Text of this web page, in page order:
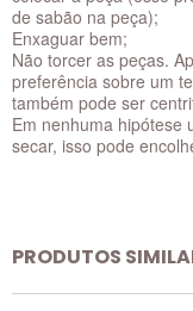
de sabão na peça);
Enxaguar bem;
Não torcer as peças.
preferência sobre um
também pode ser
Em nenhuma hipótese
secar, isso pode
PRODUTOS